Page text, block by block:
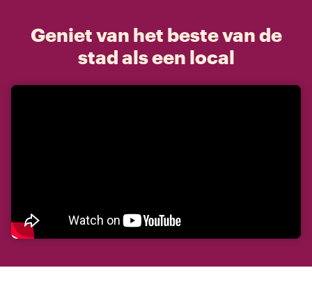
Geniet van het beste van de
stad als een local